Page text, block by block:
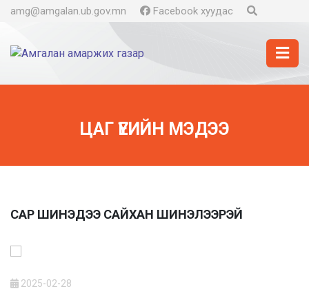
amg@amgalan.ub.gov.mn Facebook хуудас
ЦАГ ҮЕИЙН МЭДЭЭ
САР ШИНЭДЭЭ САЙХАН ШИНЭЛЭЭРЭЙ
2025-02-28